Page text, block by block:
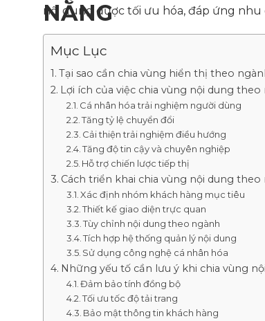
nội dung được tối ưu hóa, đáp ứng
Mục Lục
Tại sao cần chia vùng hiển thị theo
Lợi ích của việc chia vùng nội dung
Cá nhân hóa trải nghiệm người dùng
Tăng tỷ lệ chuyển đổi
Cải thiện trải nghiệm điều hướng
Tăng độ tin cậy và chuyên nghiệp
Hỗ trợ chiến lược tiếp thị
Cách triển khai chia vùng nội dung
Xác định nhóm khách hàng mục tiêu
Thiết kế giao diện trực quan
Tùy chỉnh nội dung theo ngành
Tích hợp hệ thống quản lý nội dung
Sử dụng công nghệ cá nhân hóa
Những yếu tố cần lưu ý khi chia vùng
Đảm bảo tính đồng bộ
Tối ưu tốc độ tải trang
Bảo mật thông tin khách hàng